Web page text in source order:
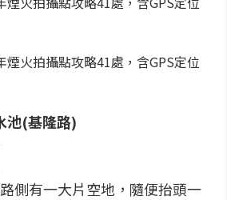
煙火拍攝點攻略41處，含GPS定位
池(基隆路)
側有一大片空地，隨便抬頭一